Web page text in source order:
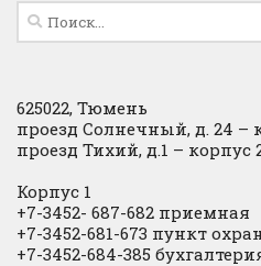
Найти:
625022, Тюмень
проезд Солнечный, д. 24 –
проезд Тихий, д.1 – корпус
Корпус 1
+7-3452- 687-682 приемная
+7-3452-681-673 пункт
+7-3452-684-385